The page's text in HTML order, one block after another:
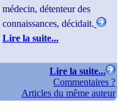
médecin, détenteur des
connaissances, décidait.
Lire la suite...
Lire la suite...
Commentaires ?
Articles du même auteur